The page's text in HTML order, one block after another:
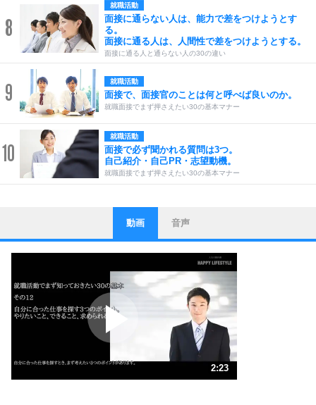
8
就職活動
面接に通らない人は、能力で差をつけようとす
る。
面接に通る人は、人間性で差をつけようとする。
面接に通る人と通らない人の30の違い
9 就職活動
面接で、面接官のことは何と呼べば良いのか。
就職面接でまず押さえたい30の基本マナー
10
就職活動
面接で必ず聞かれる質問は3つ。
自己紹介・自己PR・志望動機。
就職面接でまず押さえたい30の基本マナー
1
ストレス対策
他人と比べない。
いっそのこと、他人を見ない。
いらいらしない人になる30の方法
プラス思考
ポジティブになれない原因は、行動しないから。
ポジティブ思考になる30の方法
人生、なんとかなるもの。
気楽に生きる30の方法
動画 音声
2:23